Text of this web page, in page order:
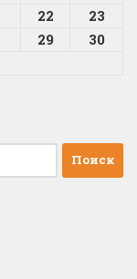
22
23
29
30